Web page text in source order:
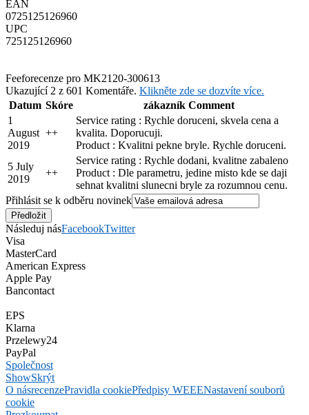
EAN
0725125126960
UPC
725125126960
Feeforecenze pro MK2120-300613
Ukazující 2 z 601 Komentáře. Klikněte zde se dozvíte více.
Datum Skóre
zákazník Comment
1
August
2019
++
Service rating : Rychle doruceni, skvela cena a
kvalita. Doporucuji.
Product : Kvalitni pekne bryle. Rychle doruceni.
5 July
2019
++
Service rating : Rychle dodani, kvalitne zabaleno
Product : Dle parametru, jedine misto kde se daji
sehnat kvalitni slunecni bryle za rozumnou cenu.
Přihlásit se k odběru novinek
Následuj násFacebookTwitter
Visa
MasterCard
American Express
Apple Pay
Bancontact
EPS
Klarna
Przelewy24
PayPal
Společnost
ShowSkrýt
O násrecenzePravidla cookiePředpisy WEEENastavení souborů
cookie